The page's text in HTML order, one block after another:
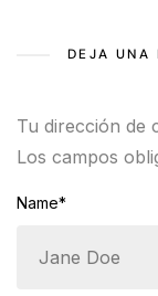
DEJA UNA
Tu dirección de
Los campos
Name*